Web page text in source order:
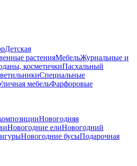
Детская
растенияМебельЖурнальные и
косметичкиПасхальный
Специальные
мебельФарфоровые
Новогодняя
Новогодние елиНовогодний
Новогодние бусыПодарочная